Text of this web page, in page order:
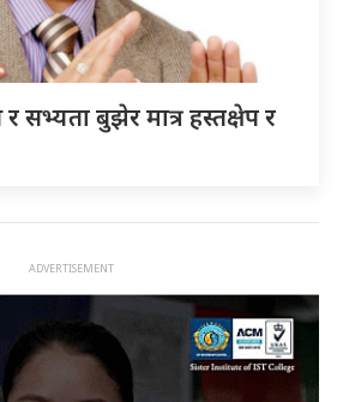
सभ्यता बुझेर मात्र हस्तक्षेप र